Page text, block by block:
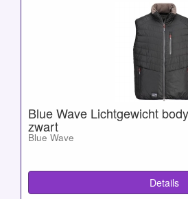
Blue Wave Lichtgewicht
zwart
Blue Wave
Details